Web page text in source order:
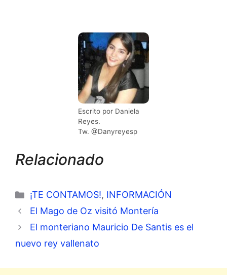
Escrito por Daniela
Reyes.
Tw. @Danyreyesp
Relacionado
Categorías
¡TE CONTAMOS!, INFORMACIÓN
El Mago de Oz visitó Montería
El monteriano Mauricio De Santis es el
nuevo rey vallenato